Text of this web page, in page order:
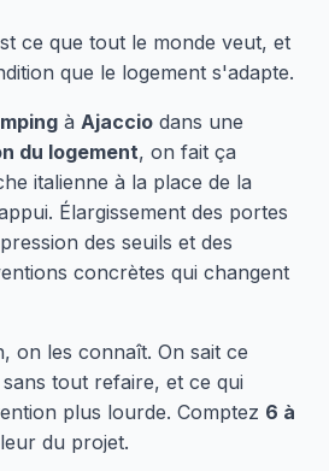
ce que tout le monde veut, et
que le logement s'adapte.
à Ajaccio dans une
du logement, on fait ça
italienne à la place de la
Élargissement des portes
des seuils et des
concrètes qui changent
on les connaît. On sait ce
tout refaire, et ce qui
plus lourde. Comptez 6 à
du projet.